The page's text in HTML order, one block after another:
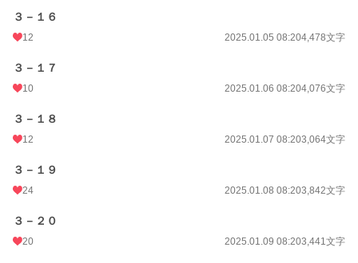
３－１６
12 2025.01.05 08:204,478文字
３－１７
10 2025.01.06 08:204,076文字
３－１８
12 2025.01.07 08:203,064文字
３－１９
24 2025.01.08 08:203,842文字
３－２０
20 2025.01.09 08:203,441文字